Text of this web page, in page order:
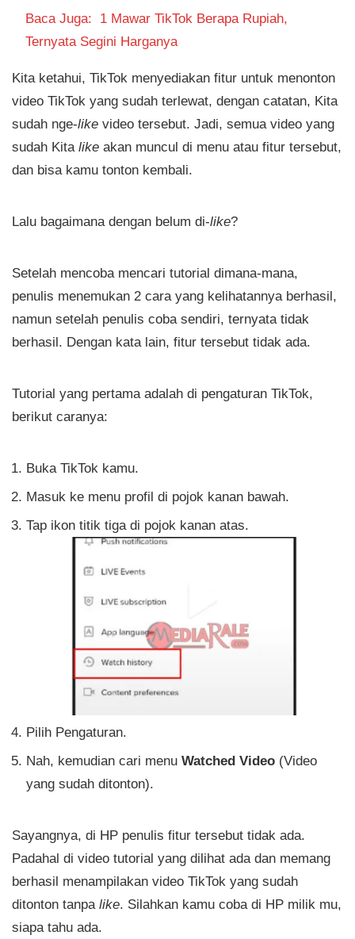
Baca Juga: 1 Mawar TikTok Berapa Rupiah,
Ternyata Segini Harganya
Kita ketahui, TikTok menyediakan fitur untuk menonton
video TikTok yang sudah terlewat, dengan catatan, Kita
sudah nge-like video tersebut. Jadi, semua video yang
sudah Kita like akan muncul di menu atau fitur tersebut,
dan bisa kamu tonton kembali.
Lalu bagaimana dengan belum di-like?
Setelah mencoba mencari tutorial dimana-mana,
penulis menemukan 2 cara yang kelihatannya berhasil,
namun setelah penulis coba sendiri, ternyata tidak
berhasil. Dengan kata lain, fitur tersebut tidak ada.
Tutorial yang pertama adalah di pengaturan TikTok,
berikut caranya:
Buka TikTok kamu.
Masuk ke menu profil di pojok kanan bawah.
Tap ikon titik tiga di pojok kanan atas.
Pilih Pengaturan.
Nah, kemudian cari menu Watched Video (Video
yang sudah ditonton).
Sayangnya, di HP penulis fitur tersebut tidak ada.
Padahal di video tutorial yang dilihat ada dan memang
berhasil menampilakan video TikTok yang sudah
ditonton tanpa like. Silahkan kamu coba di HP milik mu,
siapa tahu ada.